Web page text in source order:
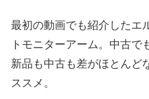
最初の動画でも紹介したエ
トモニターアーム。中古で
新品も中古も差がほとんど
ススメ。